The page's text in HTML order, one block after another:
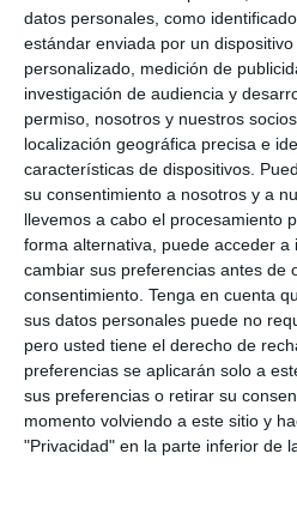
datos personales, como
estándar enviada por un
personalizado, medición de
investigación de audiencia y
permiso, nosotros y nuestros
localización geográfica precisa e
características de dispositivos.
su consentimiento a nosotros y a
llevemos a cabo el procesamiento
forma alternativa, puede acceder
cambiar sus preferencias antes de
consentimiento. Tenga en cuenta
sus datos personales puede no
pero usted tiene el derecho de
preferencias se aplicarán solo a
sus preferencias o retirar su
momento volviendo a este sitio y
"Privacidad" en la parte inferior de
gestión eficiente y personalizada
el análisis del funcionamiento de
importancia de optimizar
y agilizar los tiempos de
Alberto Ocarranza , presidente de
Federación agradecemos la
Zurich por trabajar codo con codo
precisamente uno de los valores
puente entre aseguradoras y
dudas del día a día en procesos
futuro, en beneficio de todo el
Si quiere recibir diariamente y
esta, pinche aquí
LO ÚLTIMO